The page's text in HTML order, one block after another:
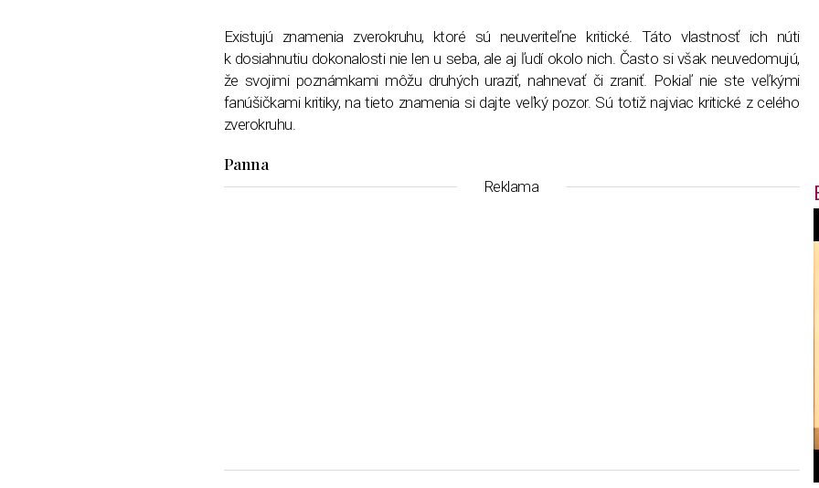
Existujú znamenia zverokruhu, ktoré sú neuveriteľne kritické. Táto vlastnosť ich núti
k dosiahnutiu dokonalosti nie len u seba, ale aj ľudí okolo nich. Často si však neuvedomujú,
že svojimi poznámkami môžu druhých uraziť, nahnevať či zraniť. Pokiaľ nie ste veľkými
fanúšičkami kritiky, na tieto znamenia si dajte veľký pozor. Sú totiž najviac kritické z celého
zverokruhu.
Panna
Reklama
f